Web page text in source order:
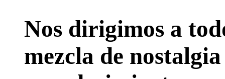
Nos dirigimos a
mezcla de